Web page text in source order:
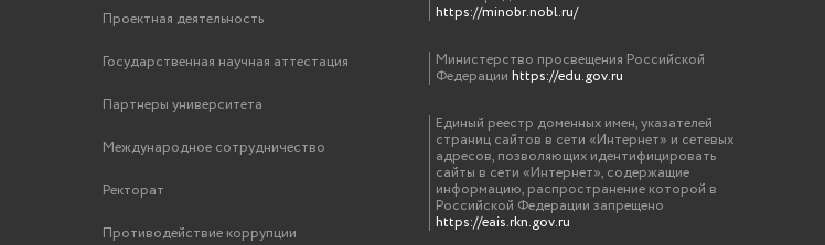
Проектная деятельность
Государственная научная аттестация
Партнеры университета
Международное сотрудничество
Ректорат
Противодействие коррупции
https://minobr.nobl.ru/
Министерство просвещения Российской
Федерации https://edu.gov.ru
Единый реестр доменных имен, указателей
страниц сайтов в сети «Интернет» и сетевых
адресов, позволяющих идентифицировать
сайты в сети «Интернет», содержащие
информацию, распространение которой в
Российской Федерации запрещено
https://eais.rkn.gov.ru